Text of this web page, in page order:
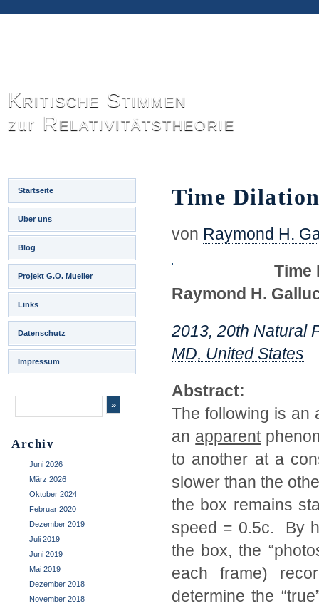
Kritische Stimmen
zur Relativitätstheorie
Startseite
Über uns
Blog
Projekt G.O. Mueller
Links
Datenschutz
Impressum
Archiv
Juni 2026
März 2026
Oktober 2024
Februar 2020
Dezember 2019
Juli 2019
Juni 2019
Mai 2019
Dezember 2018
November 2018
Time
von Raymond H.
Time
Raymond H.
2013, 20th Natural
MD, United States
Abstract:
The following is an
an apparent
to another at a
slower than the
the box remains
speed = 0.5c. By
the box, the
each frame)
determine the